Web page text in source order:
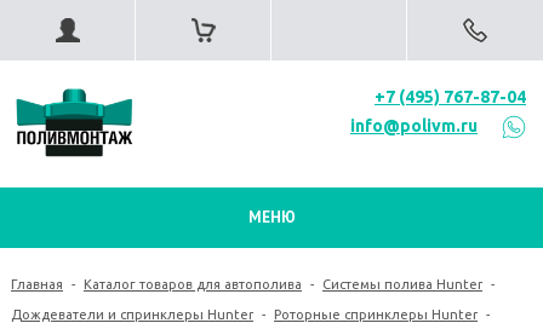
+7 (495) 767-87-04
info@polivm.ru
МЕНЮ
Главная - Каталог товаров для автополива - Системы полива Hunter -
Дождеватели и спринклеры Hunter - Роторные спринклеры Hunter -